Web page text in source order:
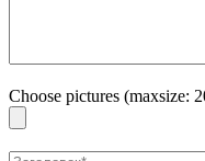
Choose pictures (maxsize: